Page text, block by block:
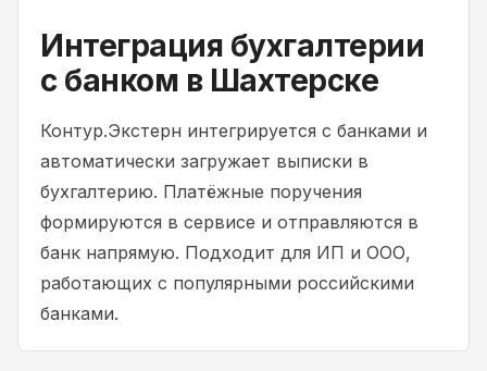
Интеграция бухгалтерии
с банком в Шахтерске
Контур.Экстерн интегрируется с банками и
автоматически загружает выписки в
бухгалтерию. Платёжные поручения
формируются в сервисе и отправляются в
банк напрямую. Подходит для ИП и ООО,
работающих с популярными российскими
банками.